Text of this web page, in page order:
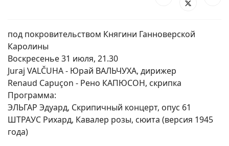
под покровительством Княгини Ганноверской
Каролины
Воскресенье 31 июля, 21.30
Juraj VALČUHA - Юрай ВАЛЬЧУХА, дирижер
Renaud Capuçon - Рено КАПЮСОН, скрипка
Программа:
ЭЛЬГАР Эдуард, Скрипичный концерт, опус 61
ШТРАУС Рихард, Кавалер розы, сюита (версия 1945
года)